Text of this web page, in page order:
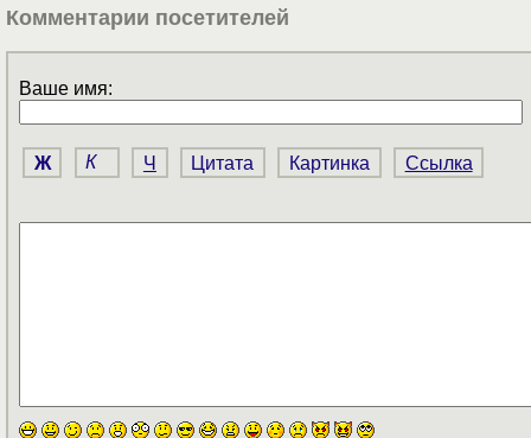
Комментарии посетителей
Ваше имя:
Ж К Ч Цитата Картинка Ссылка